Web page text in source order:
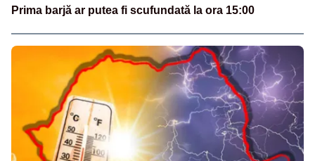
Prima barjă ar putea fi scufundată la ora 15:00